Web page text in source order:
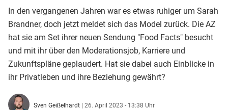
In den vergangenen Jahren war es etwas ruhiger um Sarah
Brandner, doch jetzt meldet sich das Model zurück. Die AZ
hat sie am Set ihrer neuen Sendung "Food Facts" besucht
und mit ihr über den Moderationsjob, Karriere und
Zukunftspläne geplaudert. Hat sie dabei auch Einblicke in
ihr Privatleben und ihre Beziehung gewährt?
Sven Geißelhardt | 26. April 2023 - 13:38 Uhr